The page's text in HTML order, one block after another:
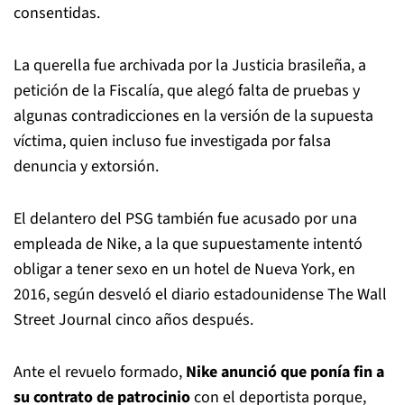
consentidas.
La querella fue archivada por la Justicia brasileña, a
petición de la Fiscalía, que alegó falta de pruebas y
algunas contradicciones en la versión de la supuesta
víctima, quien incluso fue investigada por falsa
denuncia y extorsión.
El delantero del PSG también fue acusado por una
empleada de Nike, a la que supuestamente intentó
obligar a tener sexo en un hotel de Nueva York, en
2016, según desveló el diario estadounidense The Wall
Street Journal cinco años después.
Ante el revuelo formado, Nike anunció que ponía fin a
su contrato de patrociniocon el deportista porque,